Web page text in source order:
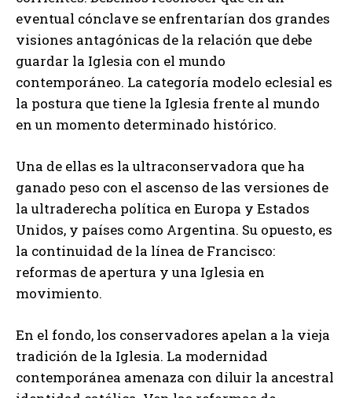
eventual cónclave se enfrentarían dos grandes
visiones antagónicas de la relación que debe
guardar la Iglesia con el mundo
contemporáneo. La categoría modelo eclesial es
la postura que tiene la Iglesia frente al mundo
en un momento determinado histórico.
Una de ellas es la ultraconservadora que ha
ganado peso con el ascenso de las versiones de
la ultraderecha política en Europa y Estados
Unidos, y países como Argentina. Su opuesto, es
la continuidad de la línea de Francisco:
reformas de apertura y una Iglesia en
movimiento.
En el fondo, los conservadores apelan a la vieja
tradición de la Iglesia. La modernidad
contemporánea amenaza con diluir la ancestral